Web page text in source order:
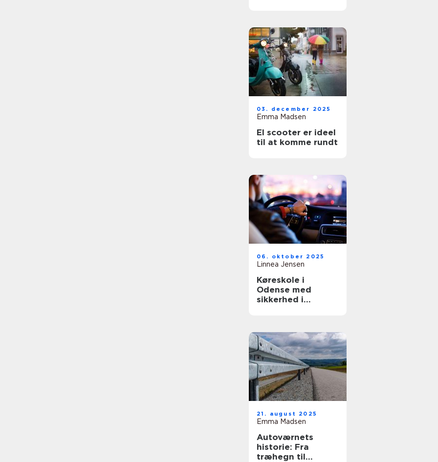
03. december 2025
Emma Madsen
El scooter er ideel
til at komme rundt
06. oktober 2025
Linnea Jensen
Køreskole i
Odense med
sikkerhed i
21. august 2025
Emma Madsen
Autoværnets
historie: Fra
træhegn til